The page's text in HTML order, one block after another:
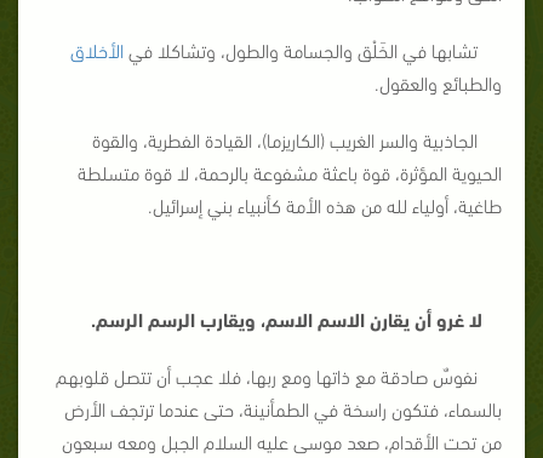
تشابها في الخَلْق والجسامة والطول، وتشاكلا في الأخلاق
والطبائع والعقول.
الجاذبية والسر الغريب (الكاريزما)، القيادة الفطرية، والقوة
الحيوية المؤثرة، قوة باعثة مشفوعة بالرحمة، لا قوة متسلطة
طاغية، أولياء لله من هذه الأمة كأنبياء بني إسرائيل.
لا غرو أن يقارن الاسم الاسم، ويقارب الرسم الرسم.
نفوسٌ صادقة مع ذاتها ومع ربها، فلا عجب أن تتصل قلوبهم
بالسماء، فتكون راسخة في الطمأنينة، حتى عندما ترتجف الأرض
من تحت الأقدام، صعد موسى عليه السلام الجبل ومعه سبعون